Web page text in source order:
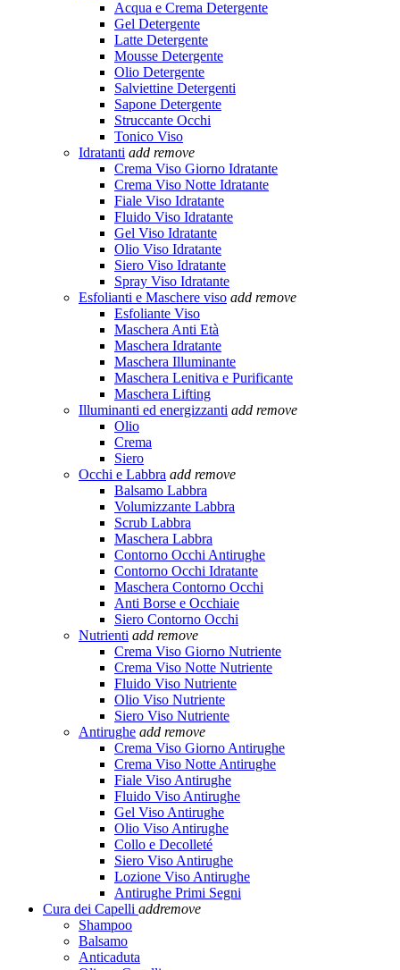
Acqua e Crema Detergente
Gel Detergente
Latte Detergente
Mousse Detergente
Olio Detergente
Salviettine Detergenti
Sapone Detergente
Struccante Occhi
Tonico Viso
Idratanti add remove
Crema Viso Giorno Idratante
Crema Viso Notte Idratante
Fiale Viso Idratante
Fluido Viso Idratante
Gel Viso Idratante
Olio Viso Idratante
Siero Viso Idratante
Spray Viso Idratante
Esfolianti e Maschere viso add remove
Esfoliante Viso
Maschera Anti Età
Maschera Idratante
Maschera Illuminante
Maschera Lenitiva e Purificante
Maschera Lifting
Illuminanti ed energizzanti add remove
Olio
Crema
Siero
Occhi e Labbra add remove
Balsamo Labbra
Volumizzante Labbra
Scrub Labbra
Maschera Labbra
Contorno Occhi Antirughe
Contorno Occhi Idratante
Maschera Contorno Occhi
Anti Borse e Occhiaie
Siero Contorno Occhi
Nutrienti add remove
Crema Viso Giorno Nutriente
Crema Viso Notte Nutriente
Fluido Viso Nutriente
Olio Viso Nutriente
Siero Viso Nutriente
Antirughe add remove
Crema Viso Giorno Antirughe
Crema Viso Notte Antirughe
Fiale Viso Antirughe
Fluido Viso Antirughe
Gel Viso Antirughe
Olio Viso Antirughe
Collo e Decolleté
Siero Viso Antirughe
Lozione Viso Antirughe
Antirughe Primi Segni
Cura dei Capelli addremove
Shampoo
Balsamo
Anticaduta